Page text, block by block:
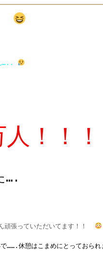
…..
！！！
….
頑張っていただいてます！！
で…….休憩はこまめにとっておら